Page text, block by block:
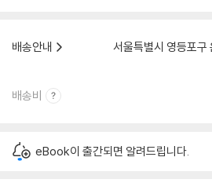
배송안내
서울특별시 영등포구
배송비
eBook이 출간되면 알려드립니다.